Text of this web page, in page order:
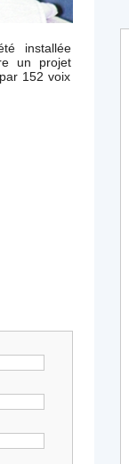
installée
un projet
152 voix